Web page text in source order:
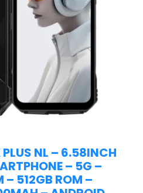
NL – 6.58INCH
– 5G –
– 512GB ROM –